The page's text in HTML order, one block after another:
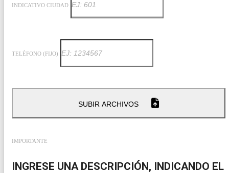
INDICATIVO CIUDAD
TELÉFONO (FIJO)
SUBIR ARCHIVOS
IMPORTANTE
INGRESE UNA DESCRIPCIÓN, INDICANDO EL